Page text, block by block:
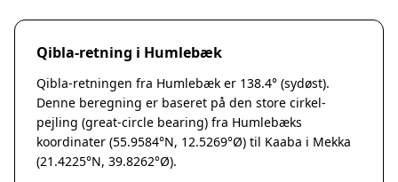
Ringe
Rudkøbing
Ebeltoft
Galten
Grenaa
Qibla-retning i Humlebæk
Qibla-retningen fra Humlebæk er 138.4° (sydøst).
Denne beregning er baseret på den store cirkel-
pejling (great-circle bearing) fra Humlebæks
koordinater (55.9584°N, 12.5269°Ø) til Kaaba i Mekka
(21.4225°N, 39.8262°Ø).